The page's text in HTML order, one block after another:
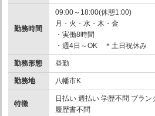
勤務時間
09:00～18:00(休憩1:00)
月・火・水・木・金
・実働8時間
・週4日～OK ＊土日祝休み
勤務形態 昼勤
勤務地 八幡市K
特徴
日払い 週払い 学歴不問 ブラ
履歴書不問